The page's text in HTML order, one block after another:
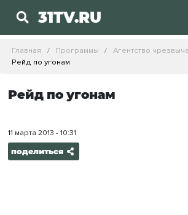
31TV.RU
Главная Программы
Агентство
Рейд по угонам
Рейд по угонам
11 марта 2013 - 10:31
поделиться